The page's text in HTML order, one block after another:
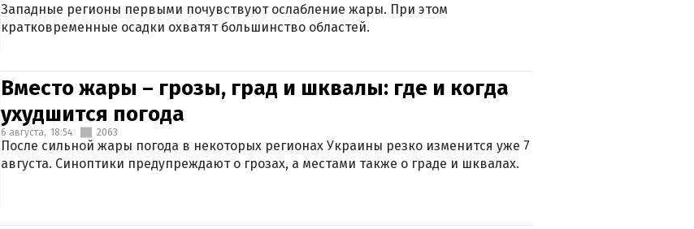
Западные регионы первыми почувствуют ослабление жары. При этом
кратковременные осадки охватят большинство областей.
Вместо жары – грозы, град и шквалы: где и когда
ухудшится погода
6 августа, 18:54 2063
После сильной жары погода в некоторых регионах Украины резко изменится уже 7
августа. Синоптики предупреждают о грозах, а местами также о граде и шквалах.